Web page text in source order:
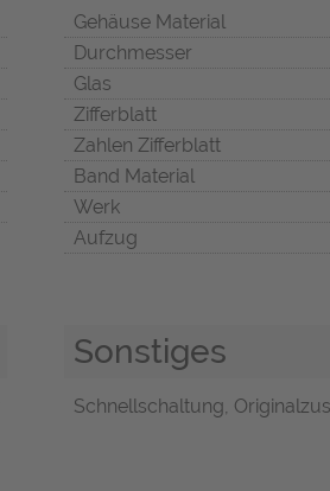
Gehäuse Material
Durchmesser
Glas
Zifferblatt
Zahlen Zifferblatt
Band Material
Werk
Aufzug
Sonstiges
Schnellschaltung,